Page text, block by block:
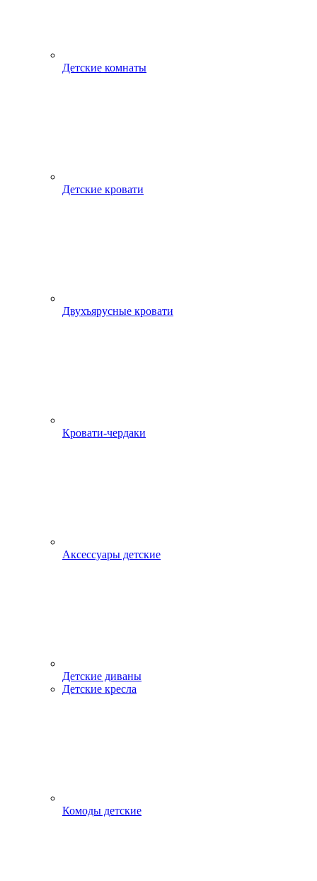
Детские комнаты
Детские кровати
Двухъярусные кровати
Кровати-чердаки
Аксессуары детские
Детские диваны
Детские кресла
Комоды детские